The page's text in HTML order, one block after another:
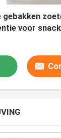
voor